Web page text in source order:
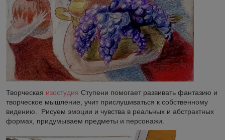
Творческая изостудия Ступени помогает развивать фантазию и
творческое мышление, учит прислушиваться к собственному
видению. Рисуем эмоции и чувства в реальных и абстрактных
формах, придумываем предметы и персонажи.